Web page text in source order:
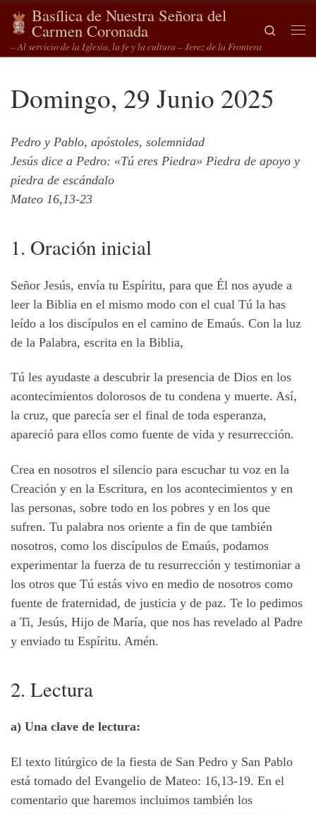
Saltar al contenido
Basílica de Nuestra Señora del
Carmen Coronada
– Al servicio de la Iglesia, la fe y la cultura – Jerez de la Frontera
Search
Domingo, 29 Junio 2025
Pedro y Pablo, apóstoles, solemnidad
Jesús dice a Pedro: «Tú eres Piedra» Piedra de apoyo y
piedra de escándalo
Mateo 16,13-23
1. Oración inicial
Señor Jesús, envía tu Espíritu, para que Él nos ayude a
leer la Biblia en el mismo modo con el cual Tú la has
leído a los discípulos en el camino de Emaús. Con la luz
de la Palabra, escrita en la Biblia,
Tú les ayudaste a descubrir la presencia de Dios en los
acontecimientos dolorosos de tu condena y muerte. Así,
la cruz, que parecía ser el final de toda esperanza,
apareció para ellos como fuente de vida y resurrección.
Crea en nosotros el silencio para escuchar tu voz en la
Creación y en la Escritura, en los acontecimientos y en
las personas, sobre todo en los pobres y en los que
sufren. Tu palabra nos oriente a fin de que también
nosotros, como los discípulos de Emaús, podamos
experimentar la fuerza de tu resurrección y testimoniar a
los otros que Tú estás vivo en medio de nosotros como
fuente de fraternidad, de justicia y de paz. Te lo pedimos
a Ti, Jesús, Hijo de María, que nos has revelado al Padre
y enviado tu Espíritu. Amén.
2. Lectura
a) Una clave de lectura:
El texto litúrgico de la fiesta de San Pedro y San Pablo
está tomado del Evangelio de Mateo: 16,13-19. En el
comentario que haremos incluimos también los